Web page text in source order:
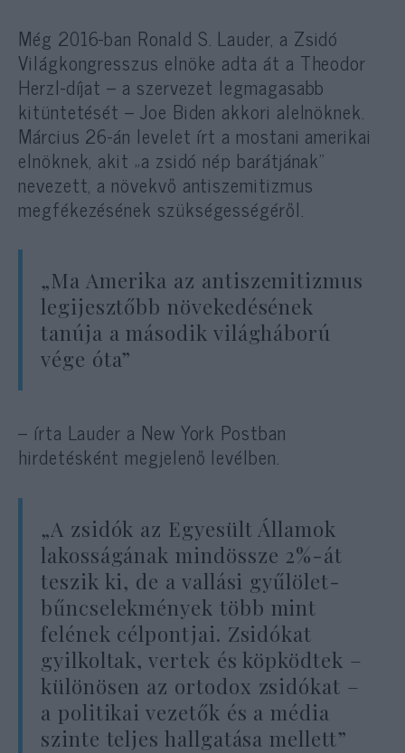
Még 2016-ban Ronald S. Lauder, a Zsidó
Világkongresszus elnöke adta át a Theodor
Herzl-díjat – a szervezet legmagasabb
kitüntetését – Joe Biden akkori alelnöknek.
Március 26-án levelet írt a mostani amerikai
elnöknek, akit „a zsidó nép barátjának”
nevezett, a növekvő antiszemitizmus
megfékezésének szükségességéről.
„Ma Amerika az antiszemitizmus
legijesztőbb növekedésének
tanúja a második világháború
vége óta”
– írta Lauder a New York Postban
hirdetésként megjelenő levélben.
„A zsidók az Egyesült Államok
lakosságának mindössze 2%-át
teszik ki, de a vallási gyűlölet-
bűncselekmények több mint
felének célpontjai. Zsidókat
gyilkoltak, vertek és köpködtek –
különösen az ortodox zsidókat –
a politikai vezetők és a média
szinte teljes hallgatása mellett”